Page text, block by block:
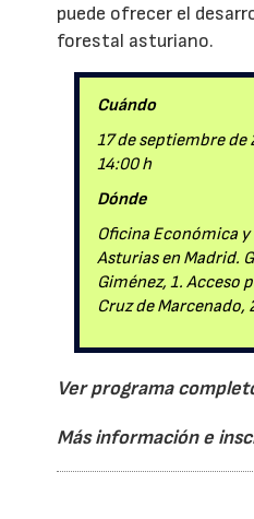
puede ofrecer el
forestal asturiano.
Cuándo
17 de septiembre de
14:00 h
Dónde
Oficina Económica
Asturias en Madrid.
Giménez, 1. Acceso
Cruz de Marcenado,
Ver programa
Más información e